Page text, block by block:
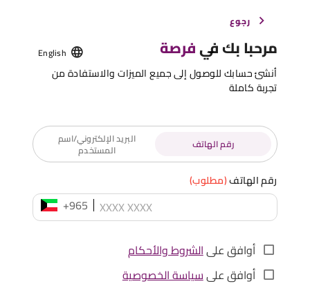
رجوع
مرحبا بك فيفرصة English
أنشئ حسابك للوصول إلى جميع الميزات والاستفادة من
تجربة كاملة
رقم الهاتف البريد الإلكتروني/اسم
المستخدم
رقم الهاتف(مطلوب)
+965
أوافق علىالشروط والأحكام
أوافق علىسياسة الخصوصية